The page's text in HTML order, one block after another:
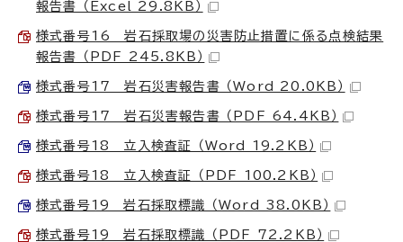
報告書 （Excel 29.8KB）
様式番号16 岩石採取場の災害防止措置に係る点検結果
報告書 （PDF 245.8KB）
様式番号17 岩石災害報告書 （Word 20.0KB）
様式番号17 岩石災害報告書 （PDF 64.4KB）
様式番号18 立入検査証 （Word 19.2KB）
様式番号18 立入検査証 （PDF 100.2KB）
様式番号19 岩石採取標識 （Word 38.0KB）
様式番号19 岩石採取標識 （PDF 72.2KB）